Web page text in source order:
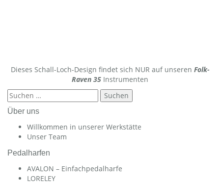
Dieses Schall-Loch-Design findet sich NUR auf unseren Folk-
Raven 35 Instrumenten
Suchen
nach:
Über uns
Willkommen in unserer Werkstätte
Unser Team
Pedalharfen
AVALON – Einfachpedalharfe
LORELEY